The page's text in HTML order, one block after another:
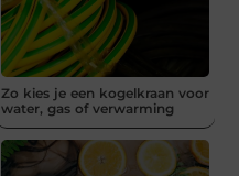
Zo kies je een kogelkraan voor
water, gas of verwarming